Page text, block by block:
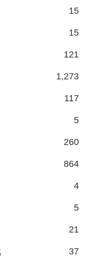
15
15
121
1,273
117
5
260
864
4
5
21
37